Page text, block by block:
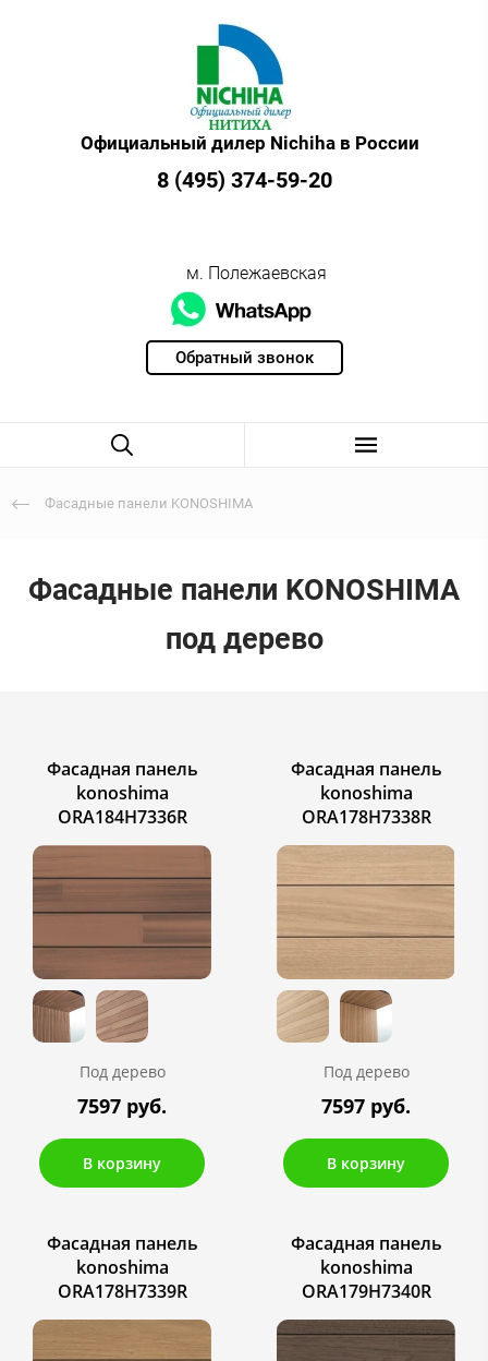
Обратный звонок
Официальный дилер Nichiha в России
8 (495) 374-59-20
м. Полежаевская
Фасадные панели KONOSHIMA
Фасадные панели KONOSHIMA
под дерево
Фасадная панель
konoshima
ORA184H7336R
Под дерево
7597 руб.
В корзину
Фасадная панель
konoshima
ORA178H7338R
Под дерево
7597 руб.
В корзину
Фасадная панель
konoshima
ORA178H7339R
Фасадная панель
konoshima
ORA179H7340R